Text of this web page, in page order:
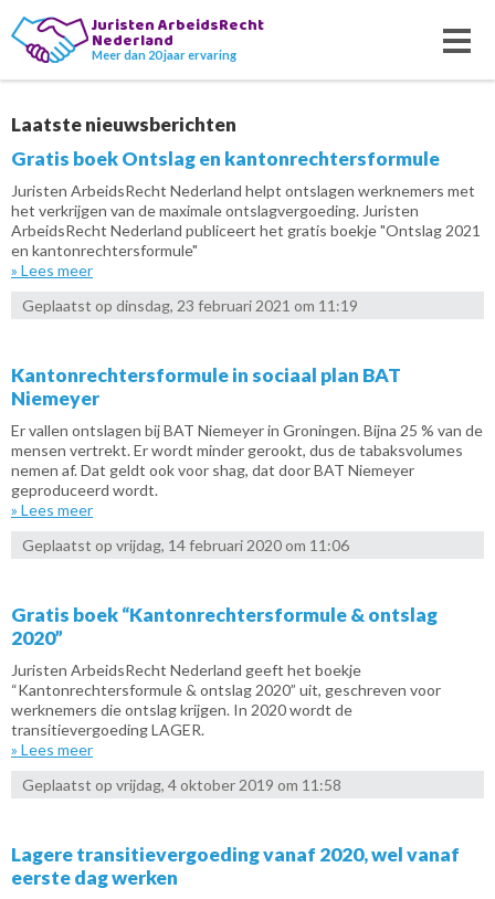
Juristen ArbeidsRecht
Nederland
Meer dan 20 jaar ervaring
Laatste nieuwsberichten
Gratis boek Ontslag en kantonrechtersformule
Juristen ArbeidsRecht Nederland helpt ontslagen werknemers met
het verkrijgen van de maximale ontslagvergoeding. Juristen
ArbeidsRecht Nederland publiceert het gratis boekje "Ontslag 2021
en kantonrechtersformule"
» Lees meer
Geplaatst op dinsdag, 23 februari 2021 om 11:19
Kantonrechtersformule in sociaal plan BAT
Niemeyer
Er vallen ontslagen bij BAT Niemeyer in Groningen. Bijna 25 % van de
mensen vertrekt. Er wordt minder gerookt, dus de tabaksvolumes
nemen af. Dat geldt ook voor shag, dat door BAT Niemeyer
geproduceerd wordt.
» Lees meer
Geplaatst op vrijdag, 14 februari 2020 om 11:06
Gratis boek “Kantonrechtersformule & ontslag
2020”
Juristen ArbeidsRecht Nederland geeft het boekje
“Kantonrechtersformule & ontslag 2020” uit, geschreven voor
werknemers die ontslag krijgen. In 2020 wordt de
transitievergoeding LAGER.
» Lees meer
Geplaatst op vrijdag, 4 oktober 2019 om 11:58
Lagere transitievergoeding vanaf 2020, wel vanaf
eerste dag werken